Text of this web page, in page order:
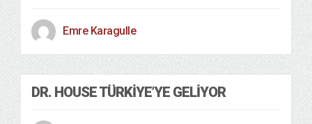
Emre Karagulle
DR. HOUSE TÜRKIYE’YE GELIYOR